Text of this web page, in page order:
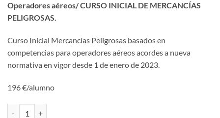
Operadores aéreos/ CURSO INICIAL DE MERCANCÍAS
PELIGROSAS.
Curso Inicial Mercancías Peligrosas basados en
competencias para operadores aéreos acordes a nueva
normativa en vigor desde 1 de enero de 2023.
196 €/alumno